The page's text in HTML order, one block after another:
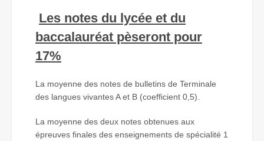
Les notes du lycée et du
baccalauréat pèseront pour
17%
La moyenne des notes de bulletins de Terminale
des langues vivantes A et B (coefficient 0,5).
La moyenne des deux notes obtenues aux
épreuves finales des enseignements de spécialité 1